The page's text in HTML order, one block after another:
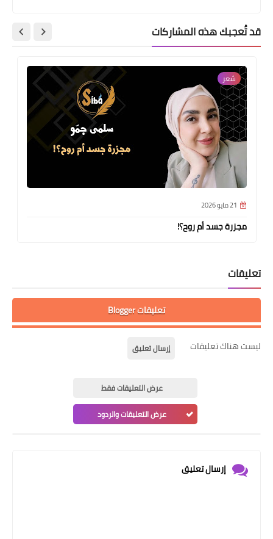
قد تُعجبك هذه المشاركات
شعر
21 مايو 2026
مجزرة جسد أم روح؟!
تعليقات
تعليقات Blogger
ليست هناك تعليقات إرسال تعليق
عرض التعليقات فقط
عرض التعليقات والردود
إرسال تعليق